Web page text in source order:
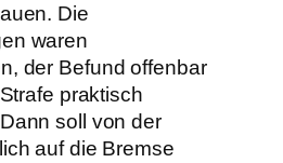
Die
waren
der Befund offenbar
praktisch
soll von der
auf die Bremse